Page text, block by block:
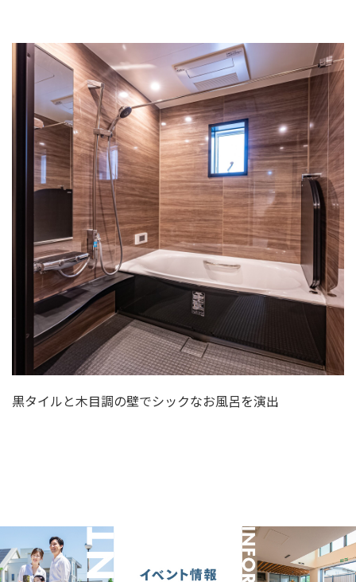
黒タイルと木目調の壁でシックなお風呂を演出